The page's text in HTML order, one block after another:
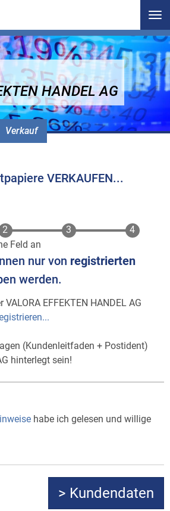
Verkauf
HANDEL AG
VERKAUFEN...
Feld an
nur von registrierten
werden.
EFFEKTEN HANDEL AG
(Kundenleitfaden + Postident)
hinterlegt sein!
habe ich gelesen und willige